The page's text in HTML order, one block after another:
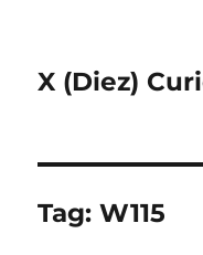
X (Diez)
Tag:W115